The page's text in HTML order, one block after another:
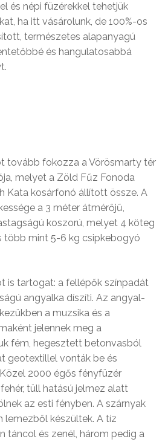
és népi füzérekkel tehetjük
ha itt vásárolunk, de 100%-os
természetes alapanyagú
és hangulatosabbá
tovább fokozza a Vörösmarty tér
melyet a Zöld Fűz Fonoda
Kata kosárfonó állított össze. A
a 3 méter átmérőjű,
koszorú, melyet 4 köteg
több mint 5-6 kg csipkebogyó
is tartogat: a fellépők színpadát
angyalka díszíti. Az angyal-
a muzsika és a
jelennek meg a
fém, hegesztett betonvasból
geotextillel vonták be és
2000 égős fényfüzér
tüll hatású jelmez alatt
az esti fényben. A szárnyak
lemezből készültek. A tíz
táncol és zenél, három pedig a